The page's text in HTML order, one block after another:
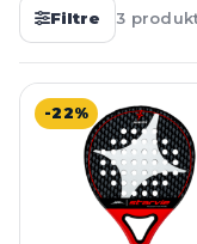
Filtre 3
-22%